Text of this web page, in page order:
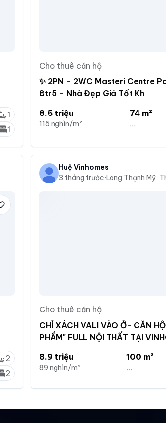
1
1
Cho thuê căn hộ
✨ 2PN – 2WC Masteri Centre
8tr5 – Nhà Đẹp Giá Tốt Kh
8.5 triệu
115 nghìn/m²
74 m²
...
2
2
Huệ Vinhomes
3 tháng trước·Long Thạnh Mỹ,
Cho thuê căn hộ
CHỈ XÁCH VALI VÀO Ở- CĂN
PHẨM" FULL NỘI THẤT TẠI
8.9 triệu
89 nghìn/m²
100 m²
...